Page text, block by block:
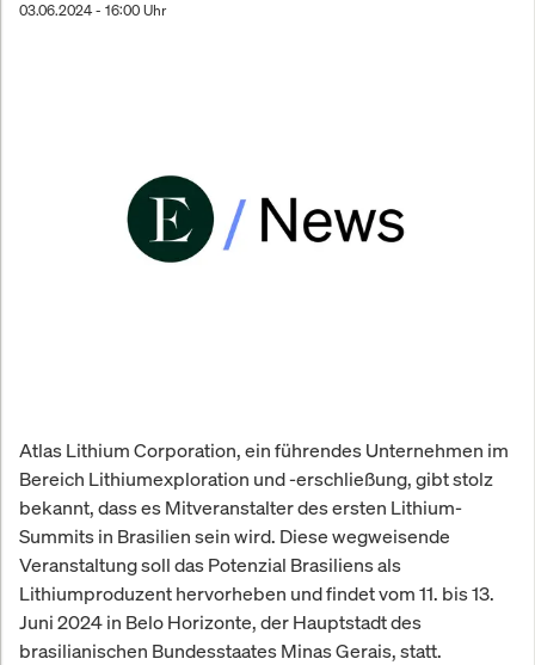
03.06.2024 - 16:00 Uhr
Atlas Lithium Corporation, ein führendes Unternehmen im
Bereich Lithiumexploration und -erschließung, gibt stolz
bekannt, dass es Mitveranstalter des ersten Lithium-
Summits in Brasilien sein wird. Diese wegweisende
Veranstaltung soll das Potenzial Brasiliens als
Lithiumproduzent hervorheben und findet vom 11. bis 13.
Juni 2024 in Belo Horizonte, der Hauptstadt des
brasilianischen Bundesstaates Minas Gerais, statt.